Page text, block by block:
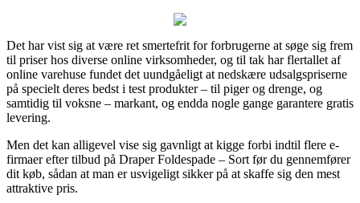
Det har vist sig at være ret smertefrit for forbrugerne at søge sig frem
til priser hos diverse online virksomheder, og til tak har flertallet af
online varehuse fundet det uundgåeligt at nedskære udsalgspriserne
på specielt deres bedst i test produkter – til piger og drenge, og
samtidig til voksne – markant, og endda nogle gange garantere gratis
levering.
Men det kan alligevel vise sig gavnligt at kigge forbi indtil flere e-
firmaer efter tilbud på Draper Foldespade – Sort før du gennemfører
dit køb, sådan at man er usvigeligt sikker på at skaffe sig den mest
attraktive pris.